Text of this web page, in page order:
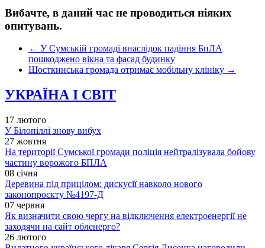
Вибачте, в даний час не проводиться ніяких
опитувань.
← У Сумській громаді внаслідок падіння БпЛА
пошкоджено вікна та фасад будинку
Шосткинська громада отримає мобільну клініку →
УКРАЇНА І СВІТ
17 лютого
У Білопіллі знову вибух
27 жовтня
На території Сумської громади поліція нейтралізувала бойову
частину ворожого БПЛА
08 січня
Деревина під прицілом: дискусії навколо нового
законопроєкту №4197-Д
07 червня
Як визначити свою чергу на відключення електроенергії не
заходячи на сайт обленерго?
26 лютого